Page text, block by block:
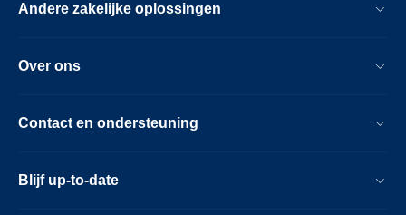
Andere zakelijke oplossingen
Over ons
Contact en ondersteuning
Blijf up-to-date